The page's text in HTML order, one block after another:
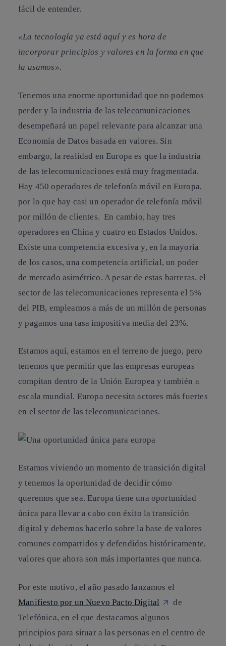
fácil de entender.
«La tecnología ya está aquí y es hora de
incorporar principios y valores en la forma en que
la usamos».
Tenemos una enorme oportunidad que no podemos
perder y la industria de las telecomunicaciones
desempeñará un papel relevante para alcanzar una
Economía de Datos basada en valores. Sin
embargo, la realidad en Europa es que la industria
de las telecomunicaciones está muy fragmentada.
Hay 450 operadores de telefonía móvil en Europa,
por lo que hay casi un operador de telefonía móvil
por millón de clientes. En cambio, hay tres
operadores en China y cuatro en Estados Unidos.
Existe una competencia excesiva y, en la mayoría
de los casos, una competencia artificial, un poder
de mercado asimétrico. A pesar de estas barreras, el
sector de las telecomunicaciones representa el 5%
del PIB, empleamos a más de un millón de personas
y pagamos una tasa impositiva media del 23%.
Estamos aquí, estamos en el terreno de juego, pero
tenemos que permitir que las empresas europeas
compitan dentro de la Unión Europea y también a
escala mundial. Europa necesita actores más fuertes
en el sector de las telecomunicaciones.
Estamos viviendo un momento de transición digital
y tenemos la oportunidad de decidir cómo
queremos que sea. Europa tiene una oportunidad
única para llevar a cabo con éxito la transición
digital y debemos hacerlo sobre la base de valores
comunes compartidos y defendidos históricamente,
valores que ahora son más importantes que nunca.
Por este motivo, el año pasado lanzamos el
Manifiesto por un Nuevo Pacto Digital
de
Telefónica, en el que destacamos algunos
principios para situar a las personas en el centro de